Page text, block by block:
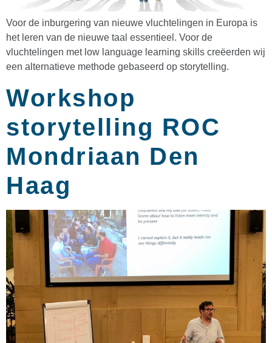
Voor de inburgering van nieuwe vluchtelingen in Europa is
het leren van de nieuwe taal essentieel. Voor de
vluchtelingen met low language learning skills creëerden wij
een alternatieve methode gebaseerd op storytelling.
Workshop
storytelling ROC
Mondriaan Den
Haag